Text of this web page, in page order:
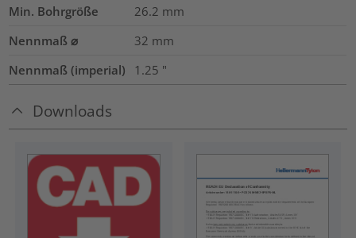
Min. Bohrgröße
26.2 mm
Nennmaß ⌀
32 mm
Nennmaß (imperial)
1.25 "
Downloads